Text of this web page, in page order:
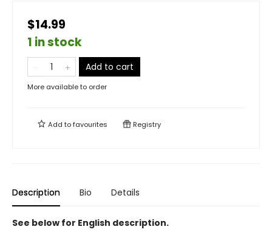
$14.99
1 in stock
Add to cart
More available to order
Add tofavourites Registry
Description Bio Details
See below for English description.